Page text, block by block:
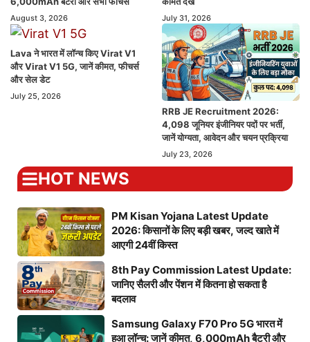
August 3, 2026 July 31, 2026
Lava ने भारत में लॉन्च किए Virat V1
और Virat V1 5G, जानें कीमत, फीचर्स
और सेल डेट
July 25, 2026
RRB JE Recruitment 2026:
4,098 जूनियर इंजीनियर पदों पर भर्ती,
जानें योग्यता, आवेदन और चयन प्रक्रिया
July 23, 2026
HOT NEWS
PM Kisan Yojana Latest Update
2026: किसानों के लिए बड़ी खबर, जल्द खाते में
आएगी 24वीं किस्त
8th Pay Commission Latest Update:
जानिए सैलरी और पेंशन में कितना हो सकता है
बदलाव
Samsung Galaxy F70 Pro 5G भारत में
हुआ लॉन्च: जानें कीमत, 6,000mAh बैटरी और